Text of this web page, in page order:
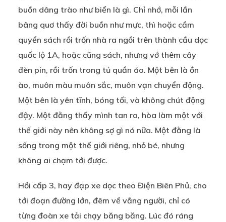
buồn dâng trào như biển là gì. Chỉ nhớ, mỗi lần
bâng quơ thấy đời buồn như mực, thì hoặc cầm
quyển sách rồi trốn nhà ra ngồi trên thành cầu dọc
quốc lộ 1A, hoặc cũng sách, nhưng vớ thêm cây
đèn pin, rồi trốn trong tủ quần áo. Một bên là ồn
ào, muôn màu muôn sắc, muôn vạn chuyển động.
Một bên là yên tĩnh, bóng tối, và không chút động
đậy. Một đằng thấy mình tan ra, hòa làm một với
thế giới này nên không sợ gì nó nữa. Một đằng là
sống trong một thế giới riêng, nhỏ bé, nhưng
không ai chạm tới được.
Hồi cấp 3, hay đạp xe dọc theo Điện Biên Phủ, cho
tới đoạn đường lớn, đêm về vắng người, chỉ có
từng đoàn xe tải chạy băng băng. Lúc đó ráng